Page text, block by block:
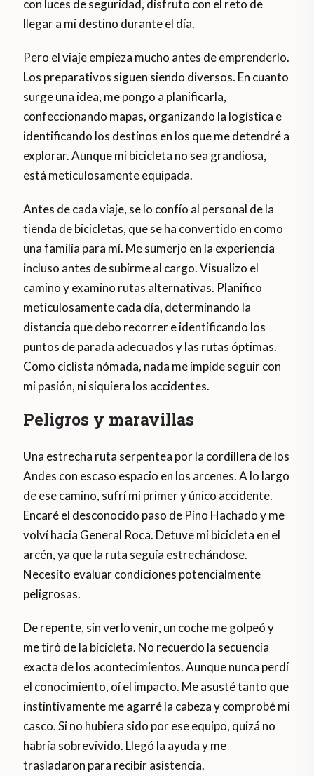
con luces de seguridad, disfruto con el reto de
llegar a mi destino durante el día.
Pero el viaje empieza mucho antes de emprenderlo.
Los preparativos siguen siendo diversos. En cuanto
surge una idea, me pongo a planificarla,
confeccionando mapas, organizando la logística e
identificando los destinos en los que me detendré a
explorar. Aunque mi bicicleta no sea grandiosa,
está meticulosamente equipada.
Antes de cada viaje, se lo confío al personal de la
tienda de bicicletas, que se ha convertido en como
una familia para mí. Me sumerjo en la experiencia
incluso antes de subirme al cargo. Visualizo el
camino y examino rutas alternativas. Planifico
meticulosamente cada día, determinando la
distancia que debo recorrer e identificando los
puntos de parada adecuados y las rutas óptimas.
Como ciclista nómada, nada me impide seguir con
mi pasión, ni siquiera los accidentes.
Peligros y maravillas
Una estrecha ruta serpentea por la cordillera de los
Andes con escaso espacio en los arcenes. A lo largo
de ese camino, sufrí mi primer y único accidente.
Encaré el desconocido paso de Pino Hachado y me
volví hacia General Roca. Detuve mi bicicleta en el
arcén, ya que la ruta seguía estrechándose.
Necesito evaluar condiciones potencialmente
peligrosas.
De repente, sin verlo venir, un coche me golpeó y
me tiró de la bicicleta. No recuerdo la secuencia
exacta de los acontecimientos. Aunque nunca perdí
el conocimiento, oí el impacto. Me asusté tanto que
instintivamente me agarré la cabeza y comprobé mi
casco. Si no hubiera sido por ese equipo, quizá no
habría sobrevivido. Llegó la ayuda y me
trasladaron para recibir asistencia.